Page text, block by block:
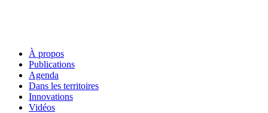
À propos
Publications
Agenda
Dans les territoires
Innovations
Vidéos